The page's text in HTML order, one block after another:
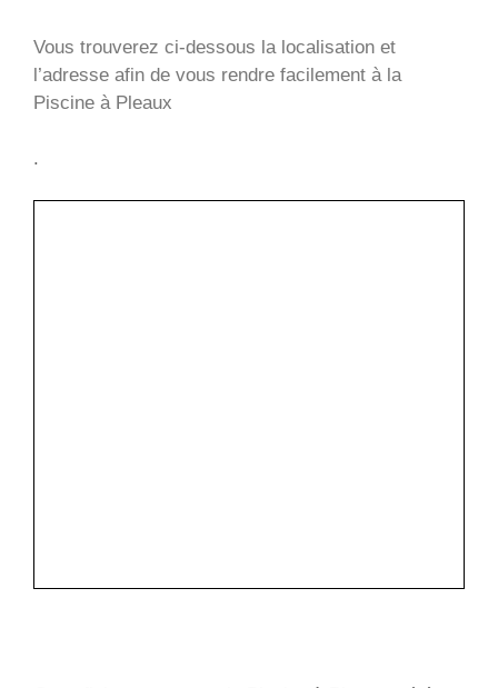
Vous trouverez ci-dessous la localisation et
l’adresse afin de vous rendre facilement à la
Piscine à Pleaux
.